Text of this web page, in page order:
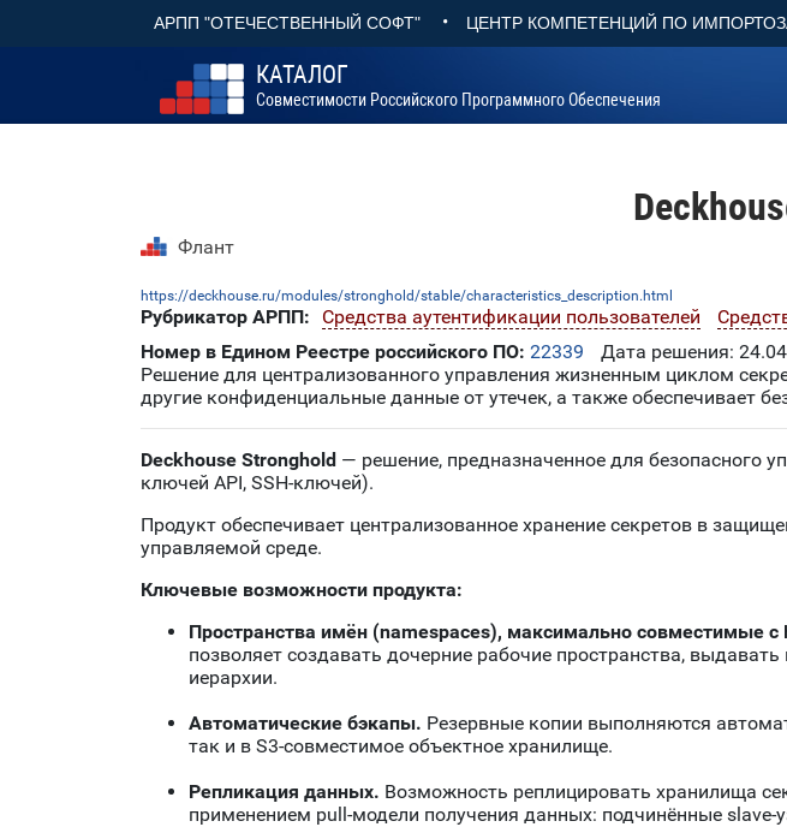
АРПП "ОТЕЧЕСТВЕННЫЙ СОФТ" • ЦЕНТР КОМПЕТЕНЦИЙ ПО
КАТАЛОГ
Совместимости Российского Программного Обеспечения
Флант
https://deckhouse.ru/modules/stronghold/stable/characteristics_description.html
Рубрикатор АРПП: Средства аутентификации пользователей
Номер в Едином Реестре российского ПО: 22339 Дата решения:
Решение для централизованного управления жизненным циклом
другие конфиденциальные данные от утечек, а также обеспечивает
Deckhouse Stronghold — решение, предназначенное для безопасного
ключей API, SSH-ключей).
Продукт обеспечивает централизованное хранение секретов в
управляемой среде.
Ключевые возможности продукта:
Пространства имён (namespaces), максимально совместимые
позволяет создавать дочерние рабочие пространства,
иерархии.
Автоматические бэкапы. Резервные копии выполняются
так и в S3-совместимое объектное хранилище.
Репликация данных. Возможность реплицировать хранилища
применением pull-модели получения данных: подчинённые